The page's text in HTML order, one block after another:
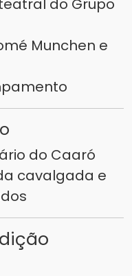
do Grupo
Munchen e
do Caaró
cavalgada e